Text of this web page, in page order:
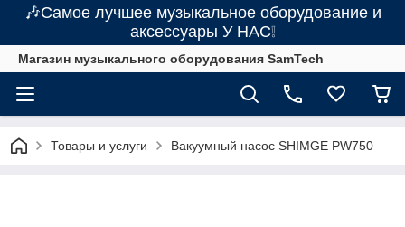
🎶Самое лучшее музыкальное оборудование и
аксессуары У НАС❕
Магазин музыкального оборудования SamTech
Товары и услуги Вакуумный насос SHIMGE PW750